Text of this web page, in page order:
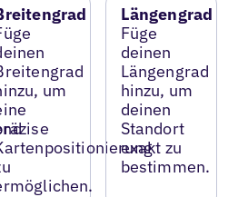
um
Längengrad
Füge
deinen
Längengrad
hinzu, um
deinen
Standort
exakt zu
bestimmen.